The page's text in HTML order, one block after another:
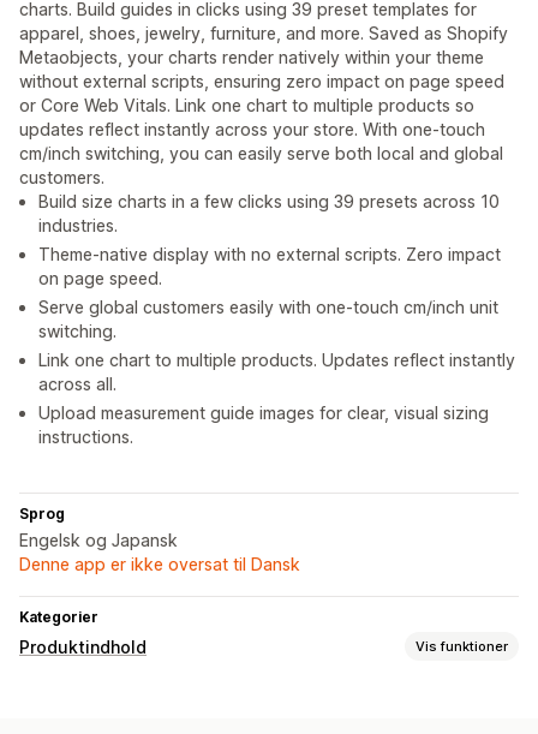
charts. Build guides in clicks using 39 preset templates for
apparel, shoes, jewelry, furniture, and more. Saved as Shopify
Metaobjects, your charts render natively within your theme
without external scripts, ensuring zero impact on page speed
or Core Web Vitals. Link one chart to multiple products so
updates reflect instantly across your store. With one-touch
cm/inch switching, you can easily serve both local and global
customers.
Build size charts in a few clicks using 39 presets across 10
industries.
Theme-native display with no external scripts. Zero impact
on page speed.
Serve global customers easily with one-touch cm/inch unit
switching.
Link one chart to multiple products. Updates reflect instantly
across all.
Upload measurement guide images for clear, visual sizing
instructions.
Sprog
Engelsk og Japansk
Denne app er ikke oversat til Dansk
Kategorier
Produktindhold Vis funktioner